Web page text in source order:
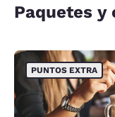
Paquetes y
PUNTOS EXTRA